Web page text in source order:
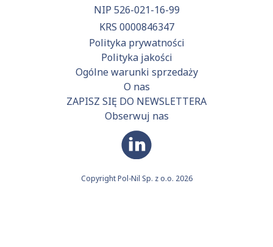
NIP 526-021-16-99
KRS 0000846347
Polityka prywatności
Polityka jakości
Ogólne warunki sprzedaży
O nas
ZAPISZ SIĘ DO NEWSLETTERA
Obserwuj nas
Copyright Pol-Nil Sp. z o.o. 2026